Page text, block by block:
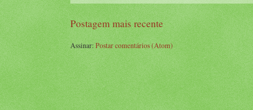
Postagem mais recente
Assinar:Postar comentários (Atom)